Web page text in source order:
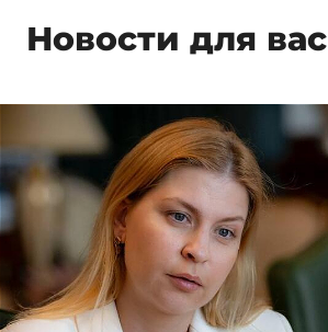
Новости для вас